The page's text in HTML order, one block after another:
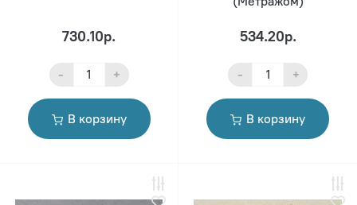
730.10р.
- +
В корзину
534.20р.
- +
В корзину